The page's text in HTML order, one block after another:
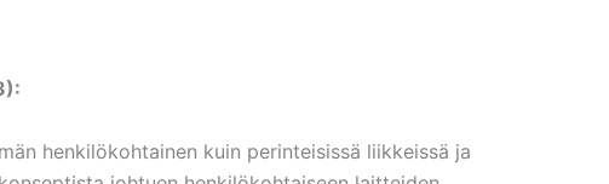
henkilökohtainen kuin perinteisissä liikkeissä ja